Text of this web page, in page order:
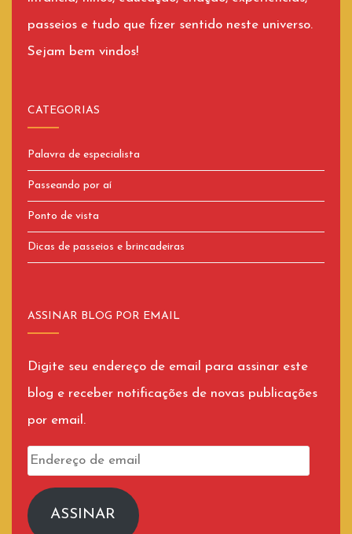
passeios e tudo que fizer sentido neste universo.
Sejam bem vindos!
CATEGORIAS
Palavra de especialista
Passeando por aí
Ponto de vista
Dicas de passeios e brincadeiras
ASSINAR BLOG POR EMAIL
Digite seu endereço de email para assinar este
blog e receber notificações de novas publicações
por email.
Endereço
emailASSINAR